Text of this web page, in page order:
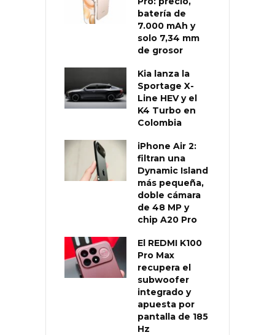
batería de
7.000 mAh y
solo 7,34 mm
de grosor
Kia lanza la
Sportage X-
Line HEV y el
K4 Turbo en
Colombia
iPhone Air 2:
filtran una
Dynamic Island
más pequeña,
doble cámara
de 48 MP y
chip A20 Pro
El REDMI K100
Pro Max
recupera el
subwoofer
integrado y
apuesta por
pantalla de 185
Hz